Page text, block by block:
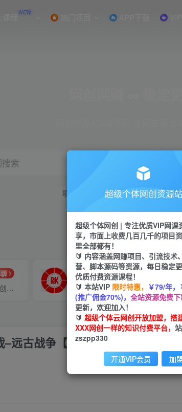
程 NEW 热门项目 APP下载 VIP
索
项目 引流 短视频 小红书
研究探讨更多创业项目路子。
VIP推广
70%分佣
会员专属推广链接
远古战争【开播教程+起号教程+
超级个体网创资源站
超级个体网创 | 专注优质VIP网课
享，市面上收费几百几千的项目
里全部都有！
🔰 内容涵盖网赚项目、引流技术
营、脚本源码等资源，每日稳定
优质付费资源课程！
🔰 本站VIP 限时特惠， ￥79/年，
(推广佣金70%)， 全站资源免费下
更新，欢迎加入！
🔰 超级个体云网创开放加盟，搭
XXX网创一样的知识付费平台，
zszpp330
开通VIP会员 加